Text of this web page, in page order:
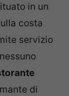
in un
costa
servizio
di